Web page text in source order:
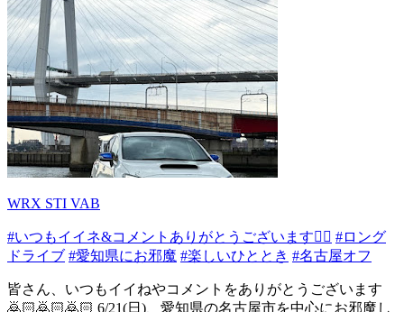
WRX STI VAB
#いつもイイネ&コメントありがとうございます🙇‍♂️ #ロング
ドライブ #愛知県にお邪魔 #楽しいひととき #名古屋オフ
皆さん、いつもイイねやコメントをありがとうございます
🙇🏻️🙇🏻️🙇🏻️ 6/21(日)、愛知県の名古屋市を中心にお邪魔し